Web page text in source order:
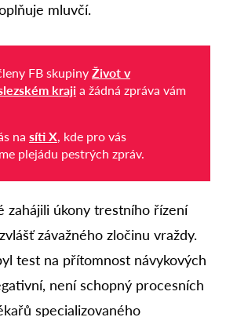
mluvčí.
FB skupiny Život v
kraji a žádná zpráva vám
na síti X, kde pro vás
plejádu pestrých zpráv.
zahájili úkony trestního řízení
závažného zločinu vraždy.
test na přítomnost návykových
není schopný procesních
specializovaného